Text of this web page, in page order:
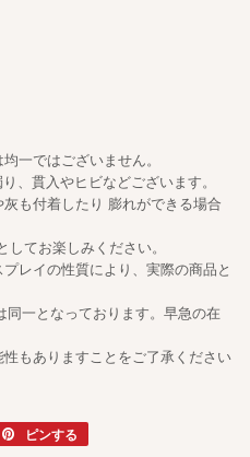
一ではございません。
、貫入やヒビなどございます。
も付着したり 膨れができる場合
てお楽しみください。
レイの性質により、実際の商品と
一となっております。早急の在
もありますことをご了承ください
ピンする